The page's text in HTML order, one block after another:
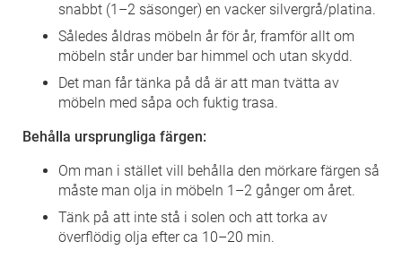
snabbt (1–2 säsonger) en vacker silvergrå/platina.
Således åldras möbeln år för år, framför allt om
möbeln står under bar himmel och utan skydd.
Det man får tänka på då är att man tvätta av
möbeln med såpa och fuktig trasa.
Behålla ursprungliga färgen:
Om man i stället vill behålla den mörkare färgen så
måste man olja in möbeln 1–2 gånger om året.
Tänk på att inte stå i solen och att torka av
överflödig olja efter ca 10–20 min.